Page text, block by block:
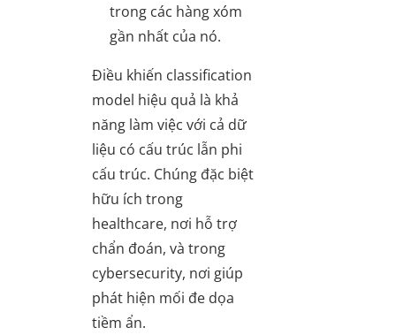
trong các hàng xóm
gần nhất của nó.
Điều khiến classification
model hiệu quả là khả
năng làm việc với cả dữ
liệu có cấu trúc lẫn phi
cấu trúc. Chúng đặc biệt
hữu ích trong
healthcare, nơi hỗ trợ
chẩn đoán, và trong
cybersecurity, nơi giúp
phát hiện mối đe dọa
tiềm ẩn.